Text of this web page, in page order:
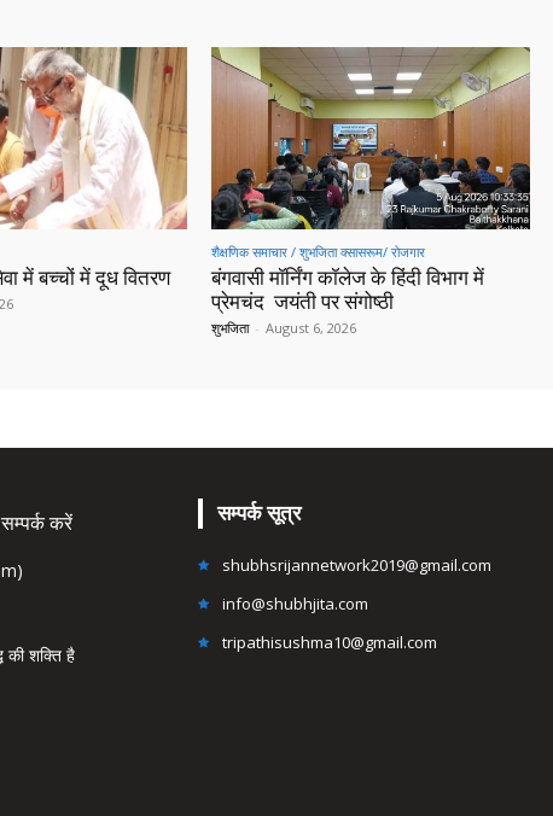
में बच्चों में दूध वितरण
शैक्षणिक समाचार / शुभजिता क्सासरूम/ रोजगार
बंगवासी मॉर्निंग कॉलेज के हिंदी विभाग में
प्रेमचंद जयंती पर संगोष्ठी
शुभजिता - August 6, 2026
करें
की शक्ति है
सम्पर्क सूत्र
shubhsrijannetwork2019@gmail.com
info@shubhjita.com
tripathisushma10@gmail.com